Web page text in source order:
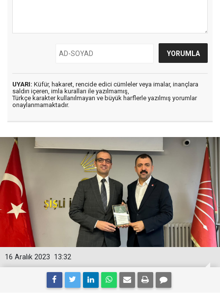
UYARI: Küfür, hakaret, rencide edici cümleler veya imalar, inançlara
saldırı içeren, imla kuralları ile yazılmamış,
Türkçe karakter kullanılmayan ve büyük harflerle yazılmış yorumlar
onaylanmamaktadır.
13:32
16 Aralık 2023